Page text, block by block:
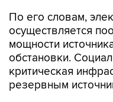
По его словам,
осуществляется
мощности
обстановки.
критическая
резервным